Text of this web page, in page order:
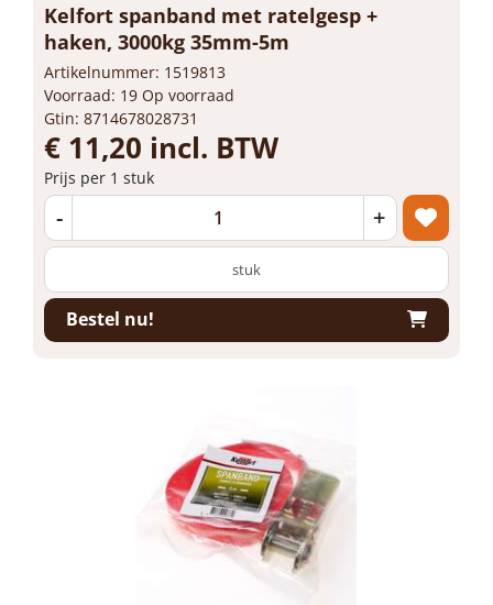
Kelfort spanband met ratelgesp +
haken, 3000kg 35mm-5m
Artikelnummer: 1519813
Voorraad: 19 Op voorraad
Gtin: 8714678028731
€ 11,20 incl. BTW
Prijs per 1 stuk
- +
stuk
Bestel nu!